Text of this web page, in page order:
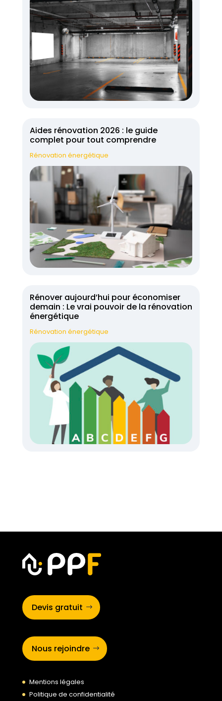
Aides rénovation 2026 : le guide
complet pour tout comprendre
Rénovation énergétique
Rénover aujourd’hui pour économiser
demain : Le vrai pouvoir de la rénovation
énergétique
Rénovation énergétique
Devis gratuit
Nous rejoindre
Mentions légales
Politique de confidentialité